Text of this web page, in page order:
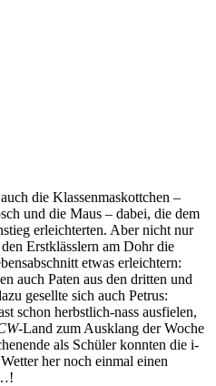
die Klassenmaskottchen –
und die Maus – dabei, die dem
erleichterten. Aber nicht nur
Erstklässlern am Dohr die
etwas erleichtern:
auch Paten aus den dritten und
gesellte sich auch Petrus:
schon herbstlich-nass ausfielen,
-Land zum Ausklang der Woche
als Schüler konnten die i-
her noch einmal einen